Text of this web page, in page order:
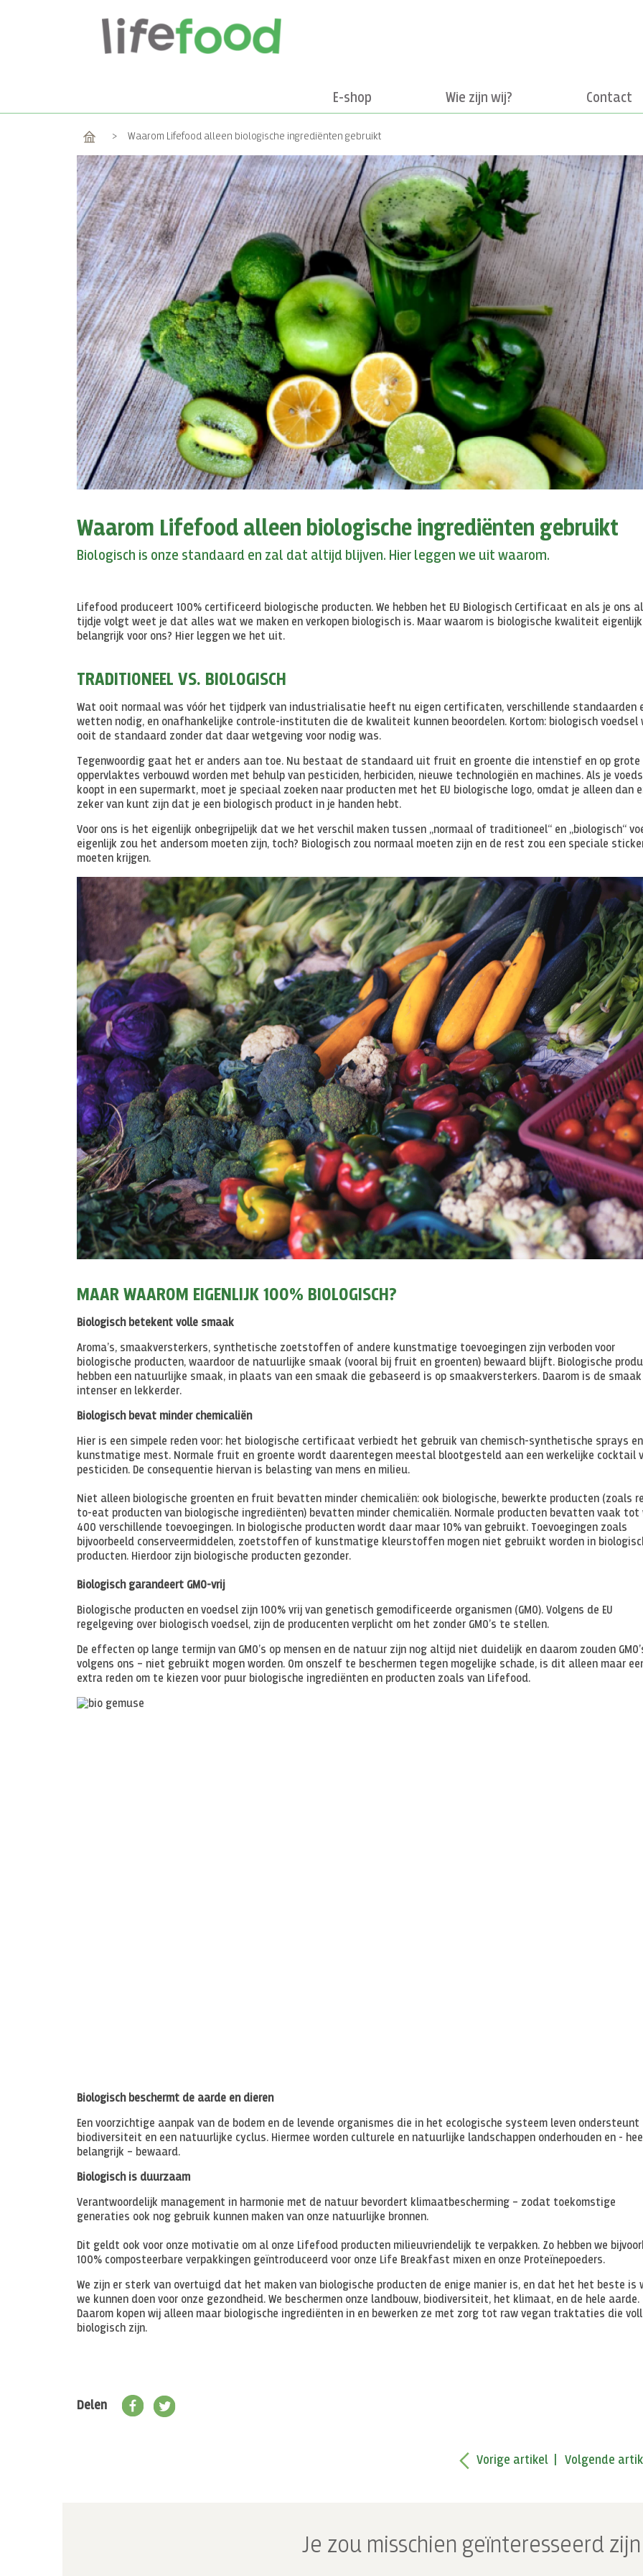
E-shop Wie zijn wij? Contact
Home > Waarom Lifefood alleen biologische ingrediënten gebruikt
Waarom Lifefood alleen biologische ingrediënten gebruikt
Biologisch is onze standaard en zal dat altijd blijven. Hier leggen we uit waarom.
Lifefood produceert 100% certificeerd biologische producten. We hebben het EU Biologisch Certificaat en als je ons
tijdje volgt weet je dat alles wat we maken en verkopen biologisch is. Maar waarom is biologische kwaliteit
belangrijk voor ons? Hier leggen we het uit.
TRADITIONEEL VS. BIOLOGISCH
Wat ooit normaal was vóór het tijdperk van industrialisatie heeft nu eigen certificaten, verschillende standaarden
wetten nodig, en onafhankelijke controle-instituten die de kwaliteit kunnen beoordelen. Kortom: biologisch voedsel
ooit de standaard zonder dat daar wetgeving voor nodig was.
Tegenwoordig gaat het er anders aan toe. Nu bestaat de standaard uit fruit en groente die intenstief en op grote
oppervlaktes verbouwd worden met behulp van pesticiden, herbiciden, nieuwe technologiën en machines. Als je
koopt in een supermarkt, moet je speciaal zoeken naar producten met het EU biologische logo, omdat je alleen dan
zeker van kunt zijn dat je een biologisch product in je handen hebt.
Voor ons is het eigenlijk onbegrijpelijk dat we het verschil maken tussen „normaal of traditioneel“ en „biologisch“
eigenlijk zou het andersom moeten zijn, toch? Biologisch zou normaal moeten zijn en de rest zou een speciale
moeten krijgen.
MAAR WAAROM EIGENLIJK 100% BIOLOGISCH?
Biologisch betekent volle smaak
Aroma’s, smaakversterkers, synthetische zoetstoffen of andere kunstmatige toevoegingen zijn verboden voor
biologische producten, waardoor de natuurlijke smaak (vooral bij fruit en groenten) bewaard blijft. Biologische
hebben een natuurlijke smaak, in plaats van een smaak die gebaseerd is op smaakversterkers. Daarom is de
intenser en lekkerder.
Biologisch bevat minder chemicaliën
Hier is een simpele reden voor: het biologische certificaat verbiedt het gebruik van chemisch-synthetische sprays en
kunstmatige mest. Normale fruit en groente wordt daarentegen meestal blootgesteld aan een werkelijke cocktail
pesticiden. De consequentie hiervan is belasting van mens en milieu.
Niet alleen biologische groenten en fruit bevatten minder chemicaliën: ook biologische, bewerkte producten (zoals
to-eat producten van biologische ingrediënten) bevatten minder chemicaliën. Normale producten bevatten vaak tot
400 verschillende toevoegingen. In biologische producten wordt daar maar 10% van gebruikt. Toevoegingen zoals
bijvoorbeeld conserveermiddelen, zoetstoffen of kunstmatige kleurstoffen mogen niet gebruikt worden in
producten. Hierdoor zijn biologische producten gezonder.
Biologisch garandeert GMO-vrij
Biologische producten en voedsel zijn 100% vrij van genetisch gemodificeerde organismen (GMO). Volgens de EU
regelgeving over biologisch voedsel, zijn de producenten verplicht om het zonder GMO’s te stellen.
De effecten op lange termijn van GMO’s op mensen en de natuur zijn nog altijd niet duidelijk en daarom zouden
volgens ons – niet gebruikt mogen worden. Om onszelf te beschermen tegen mogelijke schade, is dit alleen maar
extra reden om te kiezen voor puur biologische ingrediënten en producten zoals van Lifefood.
Biologisch beschermt de aarde en dieren
Een voorzichtige aanpak van de bodem en de levende organismes die in het ecologische systeem leven ondersteunt
biodiversiteit en een natuurlijke cyclus. Hiermee worden culturele en natuurlijke landschappen onderhouden en -
belangrijk – bewaard.
Biologisch is duurzaam
Verantwoordelijk management in harmonie met de natuur bevordert klimaatbescherming – zodat toekomstige
generaties ook nog gebruik kunnen maken van onze natuurlijke bronnen.
Dit geldt ook voor onze motivatie om al onze Lifefood producten milieuvriendelijk te verpakken. Zo hebben we
100% composteerbare verpakkingen geïntroduceerd voor onze Life Breakfast mixen en onze Proteïnepoeders.
We zijn er sterk van overtuigd dat het maken van biologische producten de enige manier is, en dat het het beste is
we kunnen doen voor onze gezondheid. We beschermen onze landbouw, biodiversiteit, het klimaat, en de hele aarde.
Daarom kopen wij alleen maar biologische ingrediënten in en bewerken ze met zorg tot raw vegan traktaties die
biologisch zijn.
Delen
Vorige artikel Volgende
Je zou misschien geïnteresseerd